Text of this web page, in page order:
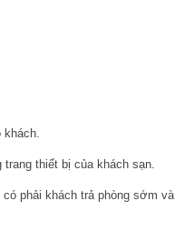
thiết bị của khách sạn.
phải khách trả phòng sớm và